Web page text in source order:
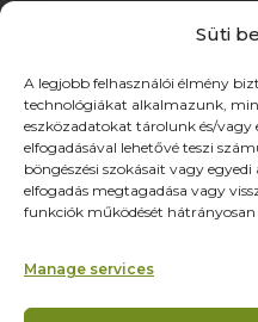
Süti
A legjobb felhasználói élmény
technológiákat alkalmazunk,
eszközadatokat tárolunk és/vagy
elfogadásával lehetővé teszi
böngészési szokásait vagy
elfogadás megtagadása vagy
funkciók működését hátrányosan
Manage services
Nyitvatartás
Hétfő-Péntek: 9:00-17:00
SZ–V: ZÁRVA
Oldalak
Termékek
Referenciák
Partnereknek